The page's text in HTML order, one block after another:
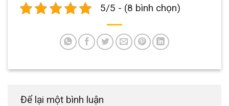
5/5 - (8 bình chọn)
Để lại một bình luận